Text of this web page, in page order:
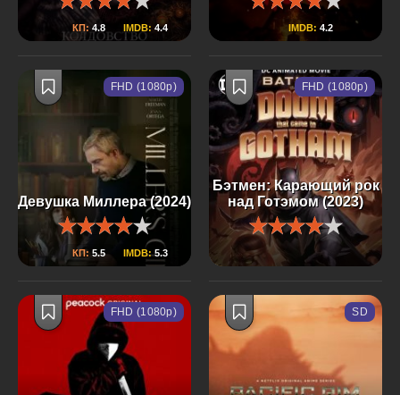
КП: 4.8 IMDB: 4.4 IMDB: 4.2
Девушка Миллера (2024)
КП: 5.5 IMDB:5.3
FHD (1080p)
Бэтмен: Карающий рок
над Готэмом (2023)
FHD (1080p)
FHD (1080p) SD